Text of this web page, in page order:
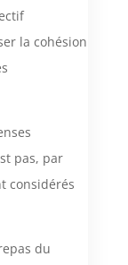
la cohésion
pas, par
considérés
du